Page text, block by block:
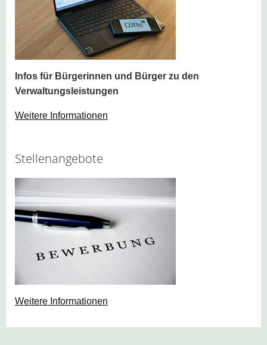
Infos für Bürgerinnen und Bürger zu den
Verwaltungsleistungen
Weitere Informationen
Stellenangebote
Weitere Informationen